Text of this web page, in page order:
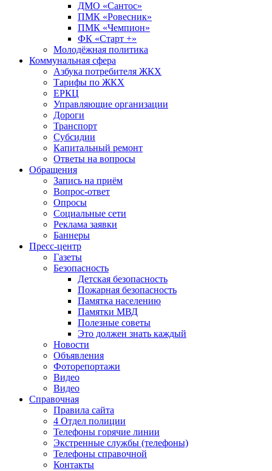
ДМО «Сантос»
ПМК «Ровесник»
ПМК «Чемпион»
ФК «Старт +»
Молодёжная политика
Коммунальная сфера
Азбука потребителя ЖКХ
Тарифы по ЖКХ
ЕРКЦ
Управляющие организации
Дороги
Транспорт
Субсидии
Капитальный ремонт
Ответы на вопросы
Обращения
Запись на приём
Вопрос-ответ
Опросы
Социальные сети
Реклама заявки
Баннеры
Пресс-центр
Газеты
Безопасность
Детская безопасность
Пожарная безопасность
Памятка населению
Памятки МВД
Полезные советы
Это должен знать каждый
Новости
Объявления
Фоторепортажи
Видео
Видео
Справочная
Правила сайта
4 Отдел полиции
Телефоны горячие линии
Экстренные службы (телефоны)
Телефоны справочной
Контакты